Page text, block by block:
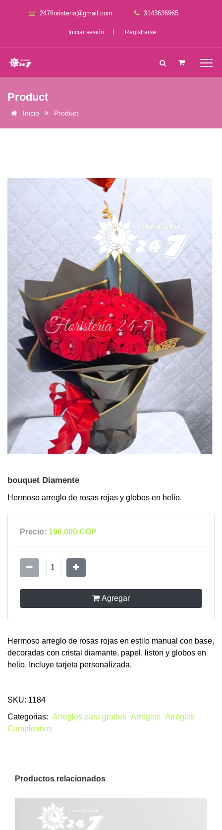
247floristeria@gmail.com 3143636965
Iniciar sesión Registrarse
Product
Inicio Product
bouquet Diamente
Hermoso arreglo de rosas rojas y globos en helio.
Precio: 190,000 COP
1
Agregar
Hermoso arreglo de rosas rojas en estilo manual con base,
decoradas con cristal diamante, papel, liston y globos en
helio. Incluye tarjeta personalizada.
SKU: 1184
Categorias: Arreglos para grados Arreglos Arreglos
Cumpleaños
Productos relacionados